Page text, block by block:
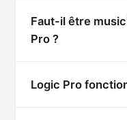
Faut-il être
Pro ?
Logic Pro